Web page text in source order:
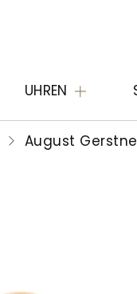
UHREN
August